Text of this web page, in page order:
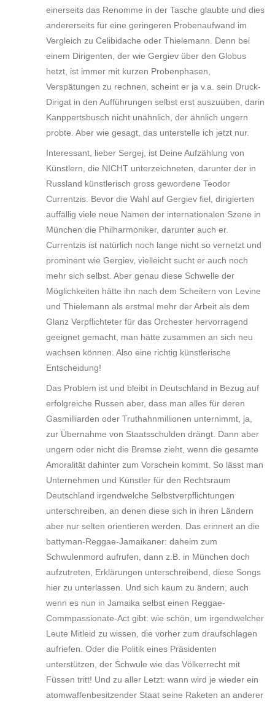
einerseits das Renomme in der Tasche glaubte und dies
andererseits für eine geringeren Probenaufwand im
Vergleich zu Celibidache oder Thielemann. Denn bei
einem Dirigenten, der wie Gergiev über den Globus
hetzt, ist immer mit kurzen Probenphasen,
Verspätungen zu rechnen, scheint er ja v.a. sein Druck-
Dirigat in den Aufführungen selbst erst auszuüben, darin
Kanppertsbusch nicht unähnlich, der ähnlich ungern
probte. Aber wie gesagt, das unterstelle ich jetzt nur.
Interessant, lieber Sergej, ist Deine Aufzählung von
Künstlern, die NICHT unterzeichneten, darunter der in
Russland künstlerisch gross gewordene Teodor
Currentzis. Bevor die Wahl auf Gergiev fiel, dirigierten
auffällig viele neue Namen der internationalen Szene in
München die Philharmoniker, darunter auch er.
Currentzis ist natürlich noch lange nicht so vernetzt und
prominent wie Gergiev, vielleicht sucht er auch noch
mehr sich selbst. Aber genau diese Schwelle der
Möglichkeiten hätte ihn nach dem Scheitern von Levine
und Thielemann als erstmal mehr der Arbeit als dem
Glanz Verpflichteter für das Orchester hervorragend
geeignet gemacht, man hätte zusammen an sich neu
wachsen können. Also eine richtig künstlerische
Entscheidung!
Das Problem ist und bleibt in Deutschland in Bezug auf
erfolgreiche Russen aber, dass man alles für deren
Gasmilliarden oder Truthahnmillionen unternimmt, ja,
zur Übernahme von Staatsschulden drängt. Dann aber
ungern oder nicht die Bremse zieht, wenn die gesamte
Amoralität dahinter zum Vorschein kommt. So lässt man
Unternehmen und Künstler für den Rechtsraum
Deutschland irgendwelche Selbstverpflichtungen
unterschreiben, an denen diese sich in ihren Ländern
aber nur selten orientieren werden. Das erinnert an die
battyman-Reggae-Jamaikaner: daheim zum
Schwulenmord aufrufen, dann z.B. in München doch
aufzutreten, Erklärungen unterschreibend, diese Songs
hier zu unterlassen. Und sich kaum zu ändern, auch
wenn es nun in Jamaika selbst einen Reggae-
Commpassionate-Act gibt: wie schön, um irgendwelcher
Leute Mitleid zu wissen, die vorher zum draufschlagen
aufriefen. Oder die Politik eines Präsidenten
unterstützen, der Schwule wie das Völkerrecht mit
Füssen tritt! Und zu aller Letzt: wann wird je wieder ein
atomwaffenbesitzender Staat seine Raketen an anderer